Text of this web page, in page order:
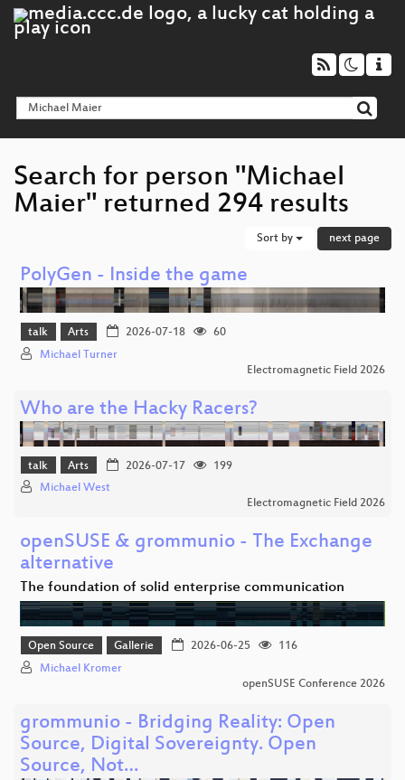
Search for person "Michael
Maier" returned 294 results
Sort by next page
PolyGen - Inside the game
talk Arts 2026-07-18
60
Michael Turner
Electromagnetic Field 2026
Who are the Hacky Racers?
talk Arts 2026-07-17
199
Michael West
Electromagnetic Field 2026
openSUSE & grommunio - The Exchange
alternative
The foundation of solid enterprise communication
Open Source Gallerie 2026-06-25
116
Michael Kromer
openSUSE Conference 2026
grommunio - Bridging Reality: Open
Source, Digital Sovereignty. Open
Source, Not…